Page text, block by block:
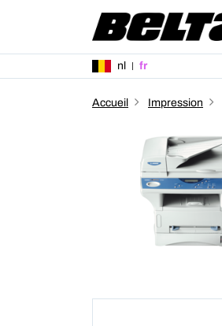
nl fr
Accueil Impression